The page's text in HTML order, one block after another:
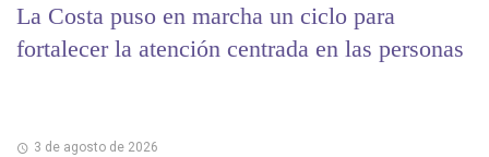
La Costa puso en marcha un ciclo para
fortalecer la atención centrada en las personas
3 de agosto de 2026